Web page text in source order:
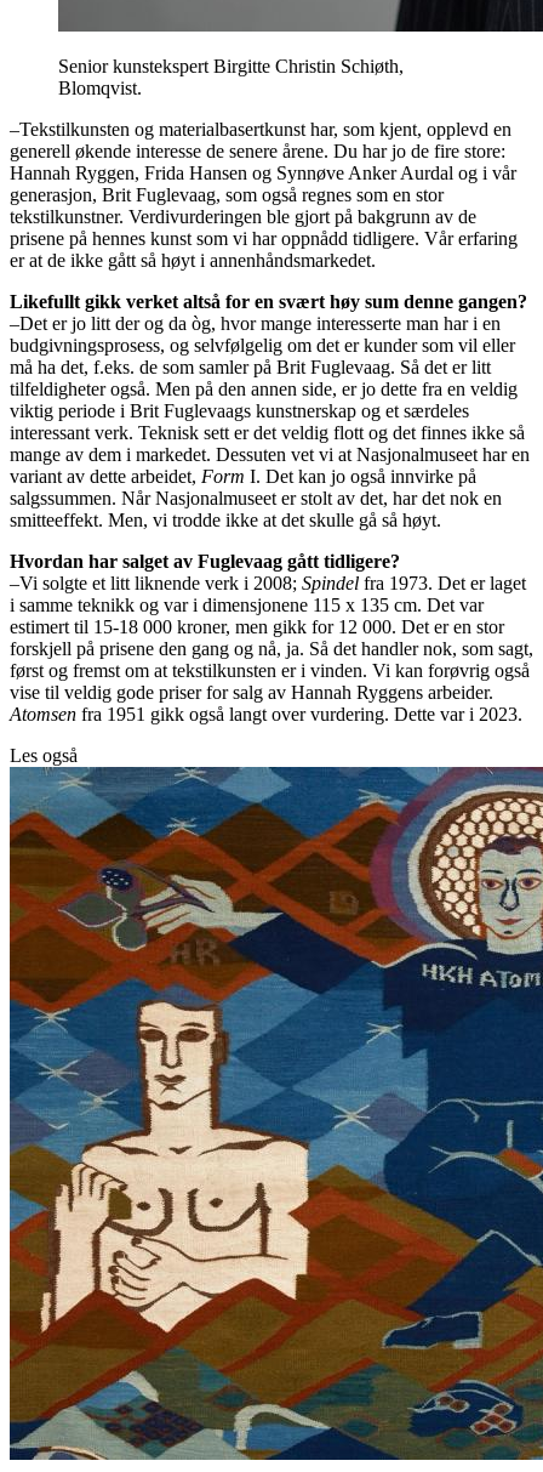
Senior kunstekspert Birgitte Christin Schiøth,
Blomqvist.
–Tekstilkunsten og materialbasertkunst har, som kjent, opplevd en
generell økende interesse de senere årene. Du har jo de fire store:
Hannah Ryggen, Frida Hansen og Synnøve Anker Aurdal og i vår
generasjon, Brit Fuglevaag, som også regnes som en stor
tekstilkunstner. Verdivurderingen ble gjort på bakgrunn av de
prisene på hennes kunst som vi har oppnådd tidligere. Vår erfaring
er at de ikke gått så høyt i annenhåndsmarkedet.
Likefullt gikk verket altså for en svært høy sum denne gangen?
–Det er jo litt der og da òg, hvor mange interesserte man har i en
budgivningsprosess, og selvfølgelig om det er kunder som vil eller
må ha det, f.eks. de som samler på Brit Fuglevaag. Så det er litt
tilfeldigheter også. Men på den annen side, er jo dette fra en veldig
viktig periode i Brit Fuglevaags kunstnerskap og et særdeles
interessant verk. Teknisk sett er det veldig flott og det finnes ikke så
mange av dem i markedet. Dessuten vet vi at Nasjonalmuseet har en
variant av dette arbeidet, Form I. Det kan jo også innvirke på
salgssummen. Når Nasjonalmuseet er stolt av det, har det nok en
smitteeffekt. Men, vi trodde ikke at det skulle gå så høyt.
Hvordan har salget av Fuglevaag gått tidligere?
–Vi solgte et litt liknende verk i 2008; Spindel fra 1973. Det er laget
i samme teknikk og var i dimensjonene 115 x 135 cm. Det var
estimert til 15-18 000 kroner, men gikk for 12 000. Det er en stor
forskjell på prisene den gang og nå, ja. Så det handler nok, som sagt,
først og fremst om at tekstilkunsten er i vinden. Vi kan forøvrig også
vise til veldig gode priser for salg av Hannah Ryggens arbeider.
Atomsen fra 1951 gikk også langt over vurdering. Dette var i 2023.
Les også